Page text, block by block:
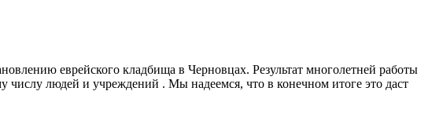
еврейского кладбища в Черновцах. Результат многолетней работы
числу людей и учреждений . Мы надеемся, что в конечном итоге это даст